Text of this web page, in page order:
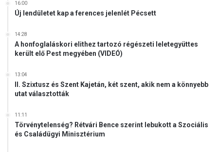
16:00
Új lendületet kap a ferences jelenlét Pécsett
14:28
A honfoglaláskori elithez tartozó régészeti leletegyüttes
került elő Pest megyében (VIDEÓ)
13:04
II. Szixtusz és Szent Kajetán, két szent, akik nem a könnyebb
utat választották
11:11
Törvénytelenség? Rétvári Bence szerint lebukott a Szociális
és Családügyi Minisztérium